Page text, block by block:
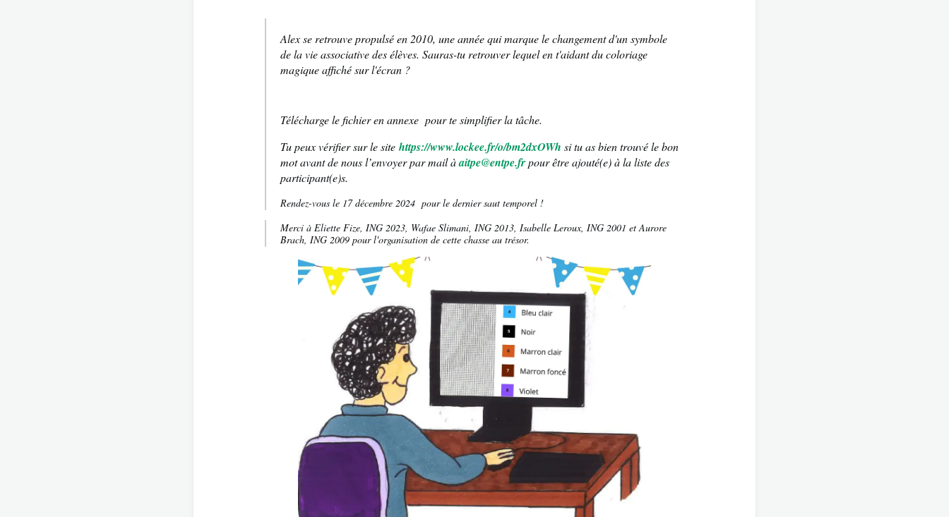
Alex se retrouve propulsé en 2010, une année qui marque le changement d'un symbole
de la vie associative des élèves. Sauras-tu retrouver lequel en t'aidant du coloriage
magique affiché sur l'écran ?
Télécharge le fichier en annexe pour te simplifier la tâche.
Tu peux vérifier sur le site https://www.lockee.fr/o/bm2dxOWh si tu as bien trouvé le bon
mot avant de nous l’envoyer par mail àaitpe@entpe.frpour être ajouté(e) à la liste des
participant(e)s.
Rendez-vous le 17 décembre 2024 pour le dernier saut temporel !
Merci à Eliette Fize, ING 2023, Wafae Slimani, ING 2013, Isabelle Leroux, ING 2001 et Aurore
Brach, ING 2009 pour l'organisation de cette chasse au trésor.